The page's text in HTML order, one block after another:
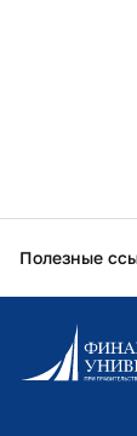
Полезные
Личный